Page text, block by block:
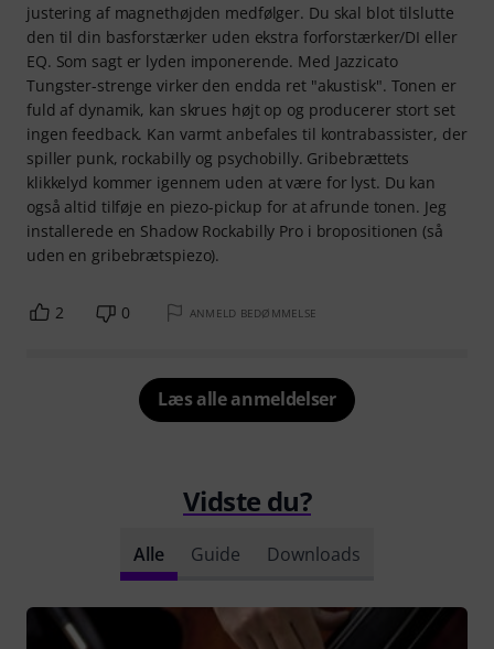
justering af magnethøjden medfølger. Du skal blot tilslutte
den til din basforstærker uden ekstra forforstærker/DI eller
EQ. Som sagt er lyden imponerende. Med Jazzicato
Tungster-strenge virker den endda ret "akustisk". Tonen er
fuld af dynamik, kan skrues højt op og producerer stort set
ingen feedback. Kan varmt anbefales til kontrabassister, der
spiller punk, rockabilly og psychobilly. Gribebrættets
klikkelyd kommer igennem uden at være for lyst. Du kan
også altid tilføje en piezo-pickup for at afrunde tonen. Jeg
installerede en Shadow Rockabilly Pro i bropositionen (så
uden en gribebrætspiezo).
2 0 ANMELD BEDØMMELSE
Læs alle anmeldelser
Vidste du?
Alle Guide Downloads